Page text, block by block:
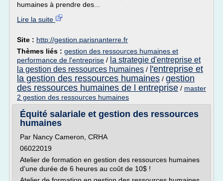
humaines à prendre des...
Lire la suite
Site : http://gestion.parisnanterre.fr
Thèmes liés : gestion des ressources humaines et
performance de l'entreprise / la strategie d'entreprise et
la gestion des ressources humaines / l'entreprise et
la gestion des ressources humaines / gestion
des ressources humaines de l entreprise / master
2 gestion des ressources humaines
Équité salariale et gestion des ressources
humaines
Par Nancy Cameron, CRHA
06022019
Atelier de formation en gestion des ressources humaines
d'une durée de 6 heures au coût de 10$ !